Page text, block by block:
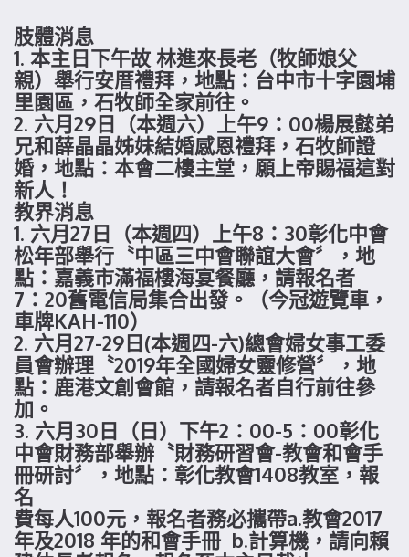
肢體消息
1. 本主日下午故 林進來長老（牧師娘父
親）舉行安厝禮拜，地點：台中市十字園埔
里園區，石牧師全家前往。
2. 六月29日（本週六）上午9：00楊展懿弟
兄和薛晶晶姊妹結婚感恩禮拜，石牧師證
婚，地點：本會二樓主堂，願上帝賜福這對
新人！
教界消息
1. 六月27日（本週四）上午8：30彰化中會
松年部舉行〝中區三中會聯誼大會〞，地
點：嘉義市滿福樓海宴餐廳，請報名者
7：20舊電信局集合出發。（今冠遊覽車，
車牌KAH-110）
2. 六月27-29日(本週四-六)總會婦女事工委
員會辦理〝2019年全國婦女靈修營〞，地
點：鹿港文創會館，請報名者自行前往參
加。
3. 六月30日（日）下午2：00-5：00彰化
中會財務部舉辦〝財務研習會-教會和會手
冊研討〞，地點：彰化教會1408教室，報
名
費每人100元，報名者務必攜帶a.教會2017
年及2018 年的和會手冊 b.計算機，請向賴